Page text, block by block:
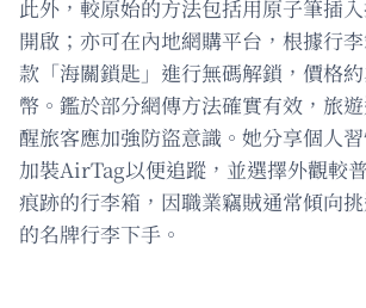
此外，較原始的方法包括用原子筆插
開啟；亦可在內地網購平台，根據行
款「海關鎖匙」進行無碼解鎖，價格
幣。鑑於部分網傳方法確實有效，旅
醒旅客應加強防盜意識。她分享個人
加裝AirTag以便追蹤，並選擇外觀較
痕跡的行李箱，因職業竊賊通常傾向
的名牌行李下手。